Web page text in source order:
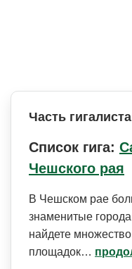
Часть гигалиста
Список гига:
Чешского рая
В Чешском рае
знаменитые
найдете
площадок…